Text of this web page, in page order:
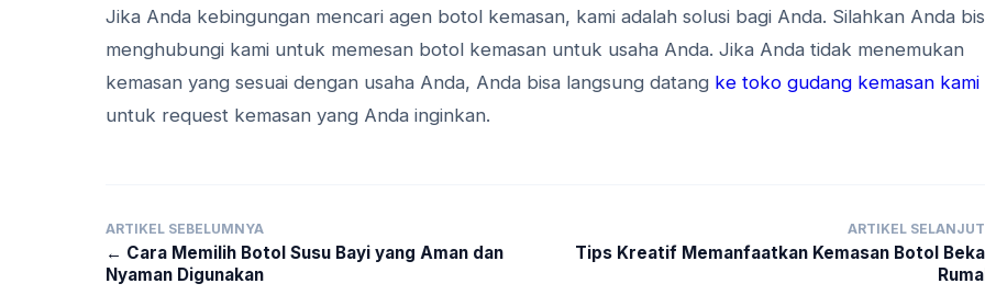
Jika Anda kebingungan mencari agen botol kemasan, kami adalah solusi bagi Anda. Silahkan Anda
menghubungi kami untuk memesan botol kemasan untuk usaha Anda. Jika Anda tidak menemukan
kemasan yang sesuai dengan usaha Anda, Anda bisa langsung datang ke toko gudang kemasan kami
untuk request kemasan yang Anda inginkan.
ARTIKEL SEBELUMNYA
← Cara Memilih Botol Susu Bayi yang Aman dan
Nyaman Digunakan
ARTIKEL
Tips Kreatif Memanfaatkan Kemasan Botol